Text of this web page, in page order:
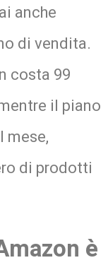
anche
di vendita.
costa 99
il piano
mese,
di prodotti
è